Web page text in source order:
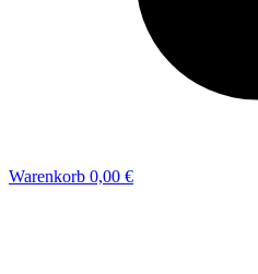
Warenkorb 0,00 €